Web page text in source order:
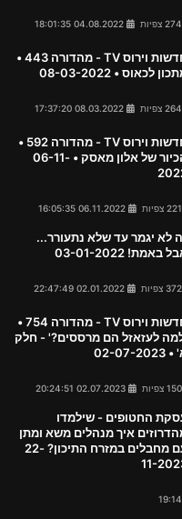
צפיות
חדשות וירוס TV - מהדורה 443 •
לכאוס • 08-03-2022
צפיות
חדשות וירוס TV - מהדורה 592 •
הכיור של אלון מאסק • 06-11-
צפיות
לא יגמר עד שלא נתעורר...
באמת! 03-01-2022
צפיות
חדשות וירוס TV - מהדורה 754 •
לעזאזל הם מרססים?' - חלק
07-2023
צפיות
החטופים - שילמדו
איך מנהלים משא ומתן
עם מחבלים במזרח התיכון? 22-
11-